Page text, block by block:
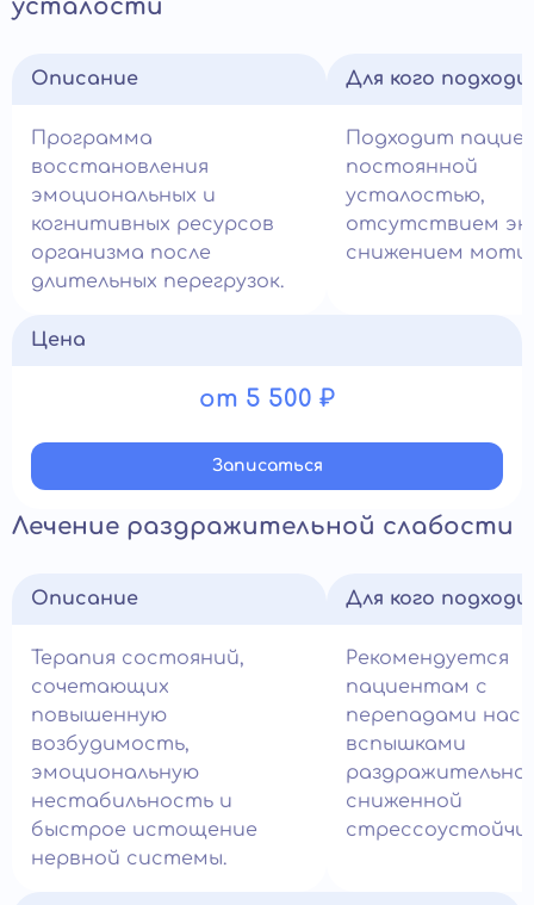
усталости
Описание
Программа
восстановления
эмоциональных и
когнитивных ресурсов
организма после
длительных перегрузок.
Для кого
Подходит
постоянной
усталостью,
отсутствием
снижением
Цена
от 5 500 ₽
Записатьcя
Лечение раздражительной слабости
Описание
Терапия состояний,
сочетающих
повышенную
возбудимость,
эмоциональную
нестабильность и
быстрое истощение
нервной системы.
Для кого
Рекомендуется
пациентам с
перепадами
вспышками
сниженной